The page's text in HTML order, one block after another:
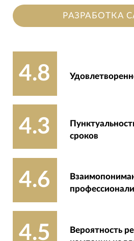
РАЗРАБОТКА
4.8
4.3
сроков
4.6
4.5
Вероятность